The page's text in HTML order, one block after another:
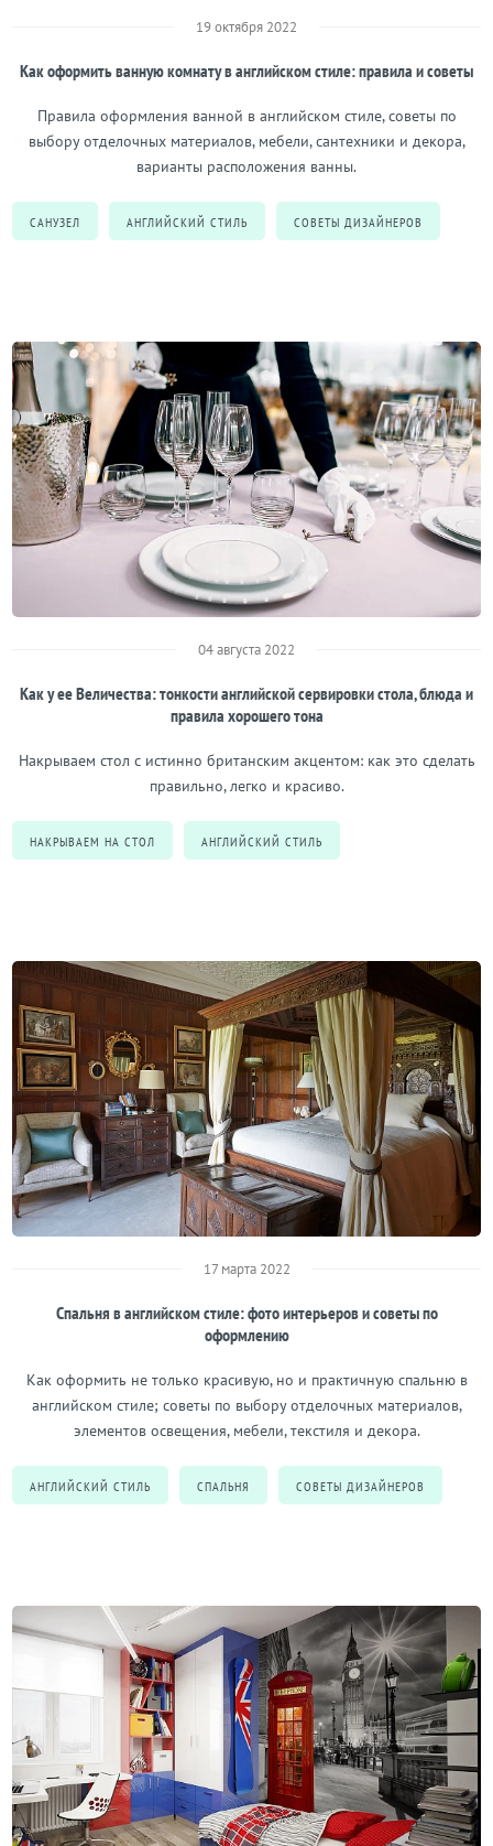
19 октября 2022
Как оформить ванную комнату в английском стиле: правила и советы
Правила оформления ванной в английском стиле, советы по
выбору отделочных материалов, мебели, сантехники и декора,
варианты расположения ванны.
САНУЗЕЛ АНГЛИЙСКИЙ СТИЛЬ СОВЕТЫ ДИЗАЙНЕРОВ
04 августа 2022
Как у ее Величества: тонкости английской сервировки стола, блюда и
правила хорошего тона
Накрываем стол с истинно британским акцентом: как это сделать
правильно, легко и красиво.
НАКРЫВАЕМ НА СТОЛ АНГЛИЙСКИЙ СТИЛЬ
17 марта 2022
Спальня в английском стиле: фото интерьеров и советы по
оформлению
Как оформить не только красивую, но и практичную спальню в
английском стиле; советы по выбору отделочных материалов,
элементов освещения, мебели, текстиля и декора.
АНГЛИЙСКИЙ СТИЛЬ СПАЛЬНЯ СОВЕТЫ ДИЗАЙНЕРОВ